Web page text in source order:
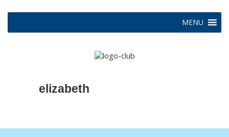
MENU
elizabeth